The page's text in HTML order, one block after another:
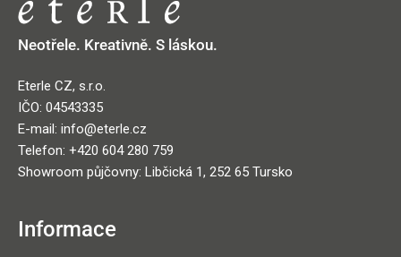
Neotřele. Kreativně. S láskou.
Eterle CZ, s.r.o.
IČO: 04543335
E-mail: info@eterle.cz
Telefon: +420 604 280 759
Showroom půjčovny: Libčická 1, 252 65 Tursko
Informace